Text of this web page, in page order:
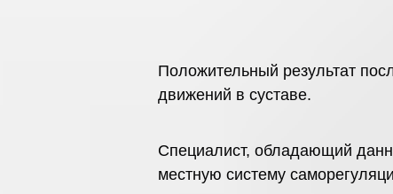
Положительный результат
движений в суставе.
Специалист, обладающий
местную систему